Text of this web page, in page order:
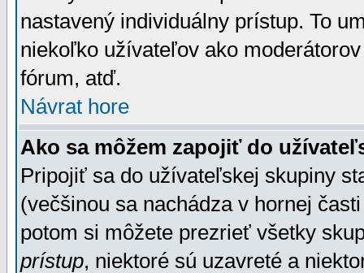
nastavený individuálny prístup. To
niekoľko užívateľov ako
fórum, atď.
Návrat hore
Ako sa môžem zapojiť do
Pripojiť sa do užívateľskej skupiny
(večšinou sa nachádza v hornej
potom si môžete prezrieť všetky
prístup, niektoré sú uzavreté a